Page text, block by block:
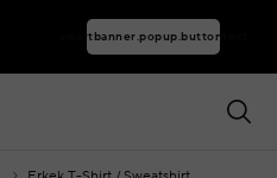
smartbanner.popup.buttontext